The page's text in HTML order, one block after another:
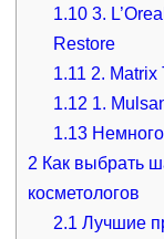
1.10 3.
Restore
1.11 2. Matrix
1.12 1.
1.13
2 Как выбрать
косметологов
2.1 Лучшие